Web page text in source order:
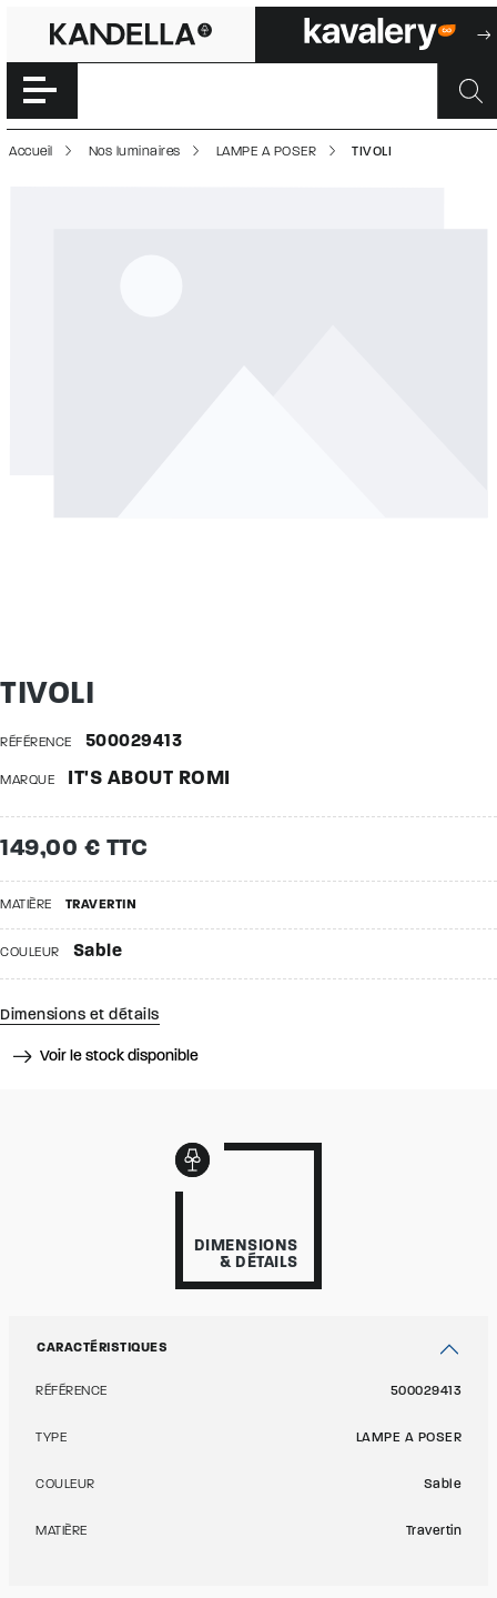
TIVOLI |
Accéder directement au contenu de la page
Accueil Nos luminaires LAMPE A POSER TIVOLI
TIVOLI
RÉFÉRENCE 500029413
MARQUE IT'S ABOUT ROMI
149,00 € TTC
MATIÈRE TRAVERTIN
COULEUR Sable
Dimensions et détails
Voir le stock disponible
DIMENSIONS
& DÉTAILS
CARACTÉRISTIQUES
RÉFÉRENCE 500029413
TYPE LAMPE A POSER
COULEUR Sable
MATIÈRE Travertin